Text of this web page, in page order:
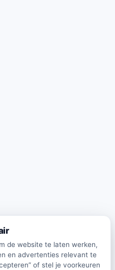
de website te laten werken,
en advertenties relevant te
of stel je voorkeuren